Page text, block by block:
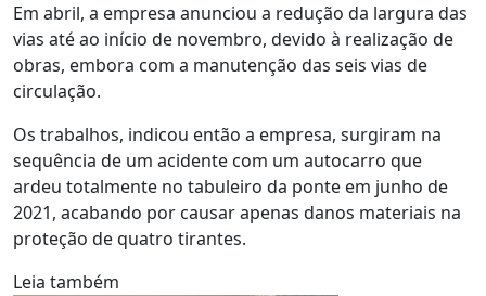
Em abril, a empresa anunciou a redução da largura das
vias até ao início de novembro, devido à realização de
obras, embora com a manutenção das seis vias de
circulação.
Os trabalhos, indicou então a empresa, surgiram na
sequência de um acidente com um autocarro que
ardeu totalmente no tabuleiro da ponte em junho de
2021, acabando por causar apenas danos materiais na
proteção de quatro tirantes.
Leia também